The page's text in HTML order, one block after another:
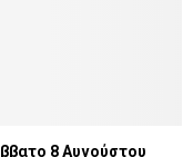
8 Αυγούστου